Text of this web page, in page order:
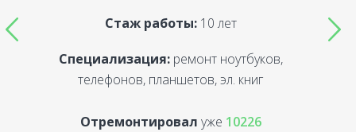
Стаж работы:10 лет
Специализация:ремонт ноутбуков,
телефонов, планшетов, эл. книг
Отремонтировал уже 10226